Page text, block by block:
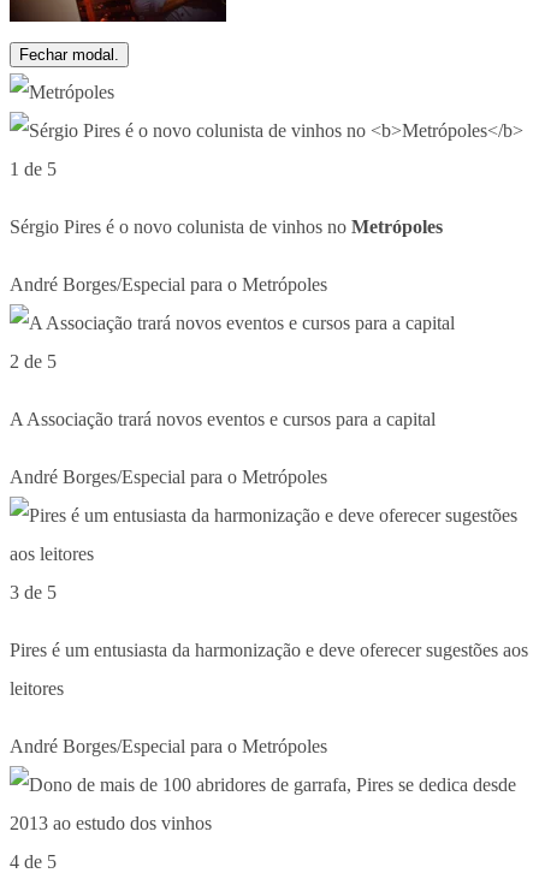
Fechar modal.
1 de 5
Sérgio Pires é o novo colunista de vinhos no Metrópoles
André Borges/Especial para o Metrópoles
2 de 5
A Associação trará novos eventos e cursos para a capital
André Borges/Especial para o Metrópoles
3 de 5
Pires é um entusiasta da harmonização e deve oferecer sugestões aos
leitores
André Borges/Especial para o Metrópoles
4 de 5